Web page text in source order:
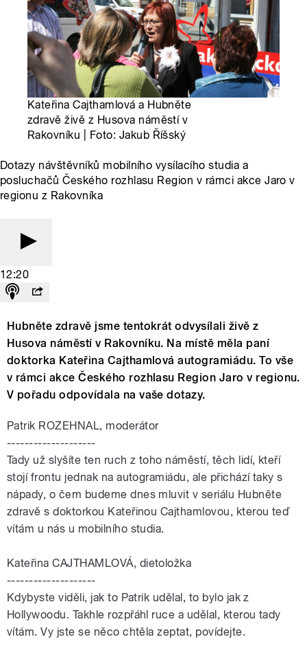
Kateřina Cajthamlová a Hubněte
zdravě živě z Husova náměstí v
Rakovníku | Foto: Jakub Říšský
Dotazy návštěvníků mobilního vysílacího studia a
posluchačů Českého rozhlasu Region v rámci akce Jaro v
regionu z Rakovníka
12:20
Hubněte zdravě jsme tentokrát odvysílali živě z
Husova náměstí v Rakovníku. Na místě měla paní
doktorka Kateřina Cajthamlová autogramiádu. To vše
v rámci akce Českého rozhlasu Region Jaro v regionu.
V pořadu odpovídala na vaše dotazy.
Patrik ROZEHNAL, moderátor
--------------------
Tady už slyšíte ten ruch z toho náměstí, těch lidí, kteří
stojí frontu jednak na autogramiádu, ale přichází taky s
nápady, o čem budeme dnes mluvit v seriálu Hubněte
zdravě s doktorkou Kateřinou Cajthamlovou, kterou teď
vítám u nás u mobilního studia.
Kateřina CAJTHAMLOVÁ, dietoložka
--------------------
Kdybyste viděli, jak to Patrik udělal, to bylo jak z
Hollywoodu. Takhle rozpřáhl ruce a udělal, kterou tady
vítám. Vy jste se něco chtěla zeptat, povídejte.